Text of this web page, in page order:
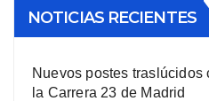
NOTICIAS RECIENTES
Nuevos postes traslúcidos
la Carrera 23 de Madrid